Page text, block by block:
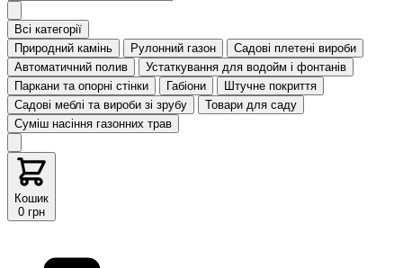
Всі категорії
Природний камінь
Рулонний газон
Садові плетені вироби
Автоматичний полив
Устаткування для водойм і фонтанів
Паркани та опорні стінки
Габіони
Штучне покриття
Садові меблі та вироби зі зрубу
Товари для саду
Суміш насіння газонних трав
Кошик
0 грн